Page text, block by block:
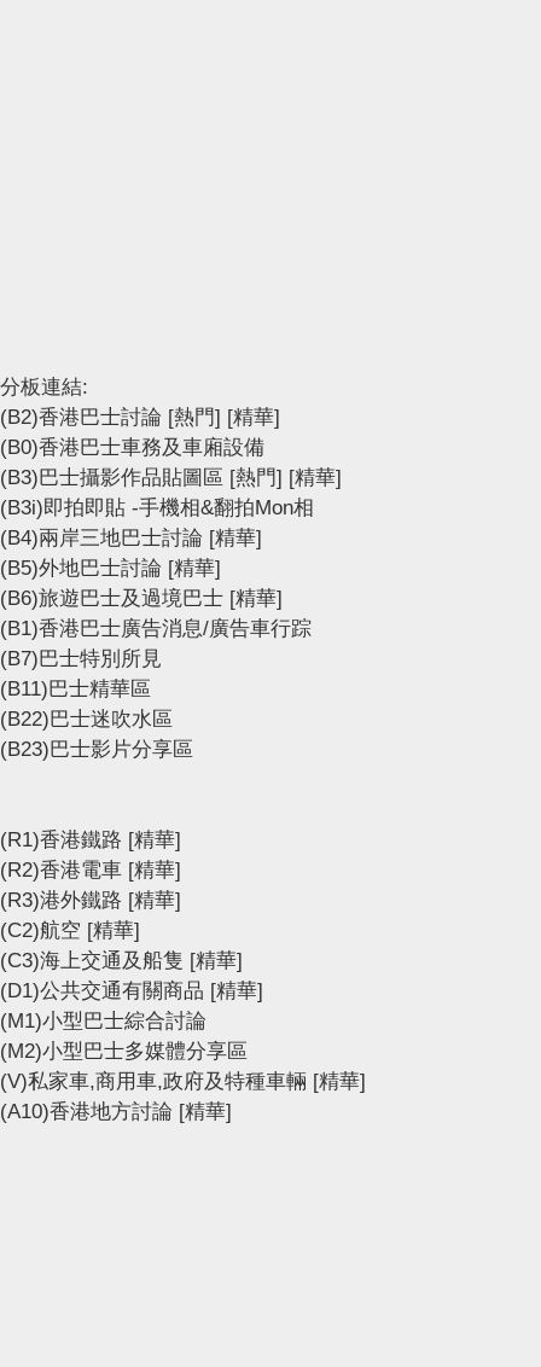
分板連結:
(B2)香港巴士討論 [熱門] [精華]
(B0)香港巴士車務及車廂設備
(B3)巴士攝影作品貼圖區 [熱門] [精華]
(B3i)即拍即貼 -手機相&翻拍Mon相
(B4)兩岸三地巴士討論 [精華]
(B5)外地巴士討論 [精華]
(B6)旅遊巴士及過境巴士 [精華]
(B1)香港巴士廣告消息/廣告車行踪
(B7)巴士特別所見
(B11)巴士精華區
(B22)巴士迷吹水區
(B23)巴士影片分享區
(R1)香港鐵路 [精華]
(R2)香港電車 [精華]
(R3)港外鐵路 [精華]
(C2)航空 [精華]
(C3)海上交通及船隻 [精華]
(D1)公共交通有關商品 [精華]
(M1)小型巴士綜合討論
(M2)小型巴士多媒體分享區
(V)私家車,商用車,政府及特種車輛 [精華]
(A10)香港地方討論 [精華]